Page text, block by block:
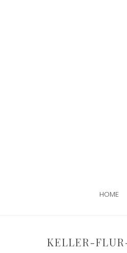
HOME
KELLER-